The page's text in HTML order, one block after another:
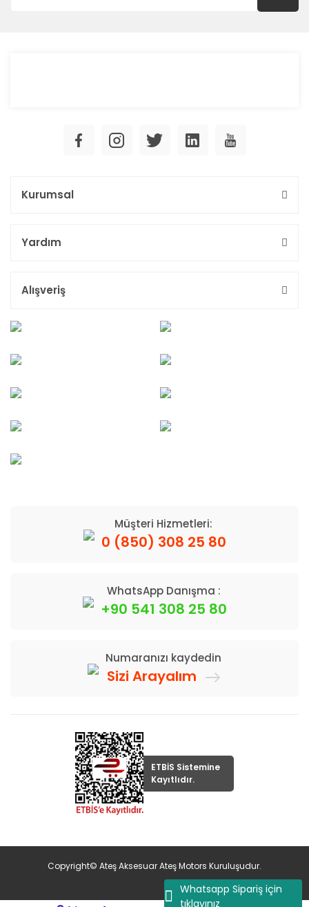
Whatsapp Sipariş için
tıklayınız
Kurumsal
Yardım
Alışveriş
Müşteri Hizmetleri:
0 (850) 308 25 80
WhatsApp Danışma :
+90 541 308 25 80
Numaranızı kaydedin
Sizi Arayalım
ETBİS Sistemine
Kayıtlıdır.
Copyright© Ateş Aksesuar Ateş Motors Kuruluşudur.